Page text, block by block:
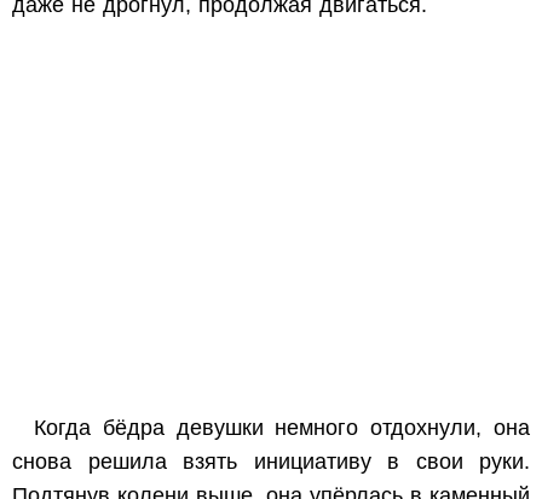
даже не дрогнул, продолжая двигаться.
Когда бёдра девушки немного отдохнули, она
снова решила взять инициативу в свои руки.